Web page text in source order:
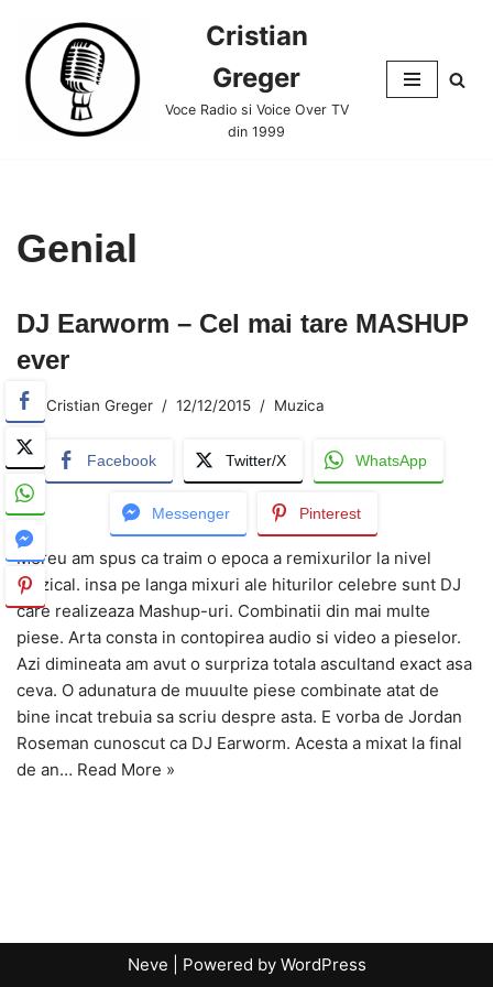
Skip
to
content
Cristian
Greger
Voce Radio si Voice Over TV
din 1999
Genial
DJ Earworm – Cel mai tare MASHUP
ever
Cristian Greger 12/12/2015 Muzica
Facebook Twitter/X WhatsApp
Messenger Pinterest
Mereu am spus ca traim o epoca a remixurilor la nivel
muzical. insa pe langa mixuri ale hiturilor celebre sunt DJ
care realizeaza Mashup-uri. Combinatii din mai multe
piese. Arta consta in contopirea audio si video a pieselor.
Azi dimineata am avut o surpriza totala ascultand exact asa
ceva. O adunatura de muuulte piese combinate atat de
bine incat trebuia sa scriu despre asta. E vorba de Jordan
Roseman cunoscut ca DJ Earworm. Acesta a mixat la final
de an… Read More »
Neve | Powered by WordPress